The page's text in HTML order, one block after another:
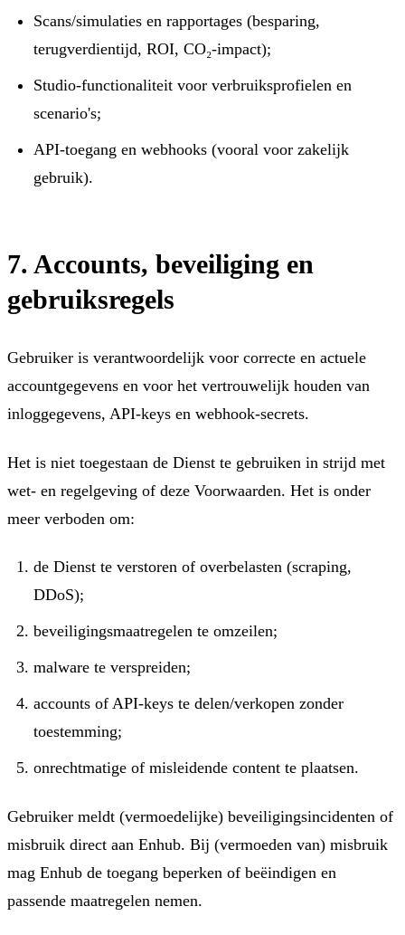
Scans/simulaties en rapportages (besparing,
terugverdientijd, ROI, CO₂-impact);
Studio-functionaliteit voor verbruiksprofielen en
scenario's;
API-toegang en webhooks (vooral voor zakelijk
gebruik).
7. Accounts, beveiliging en
gebruiksregels
Gebruiker is verantwoordelijk voor correcte en actuele
accountgegevens en voor het vertrouwelijk houden van
inloggegevens, API-keys en webhook-secrets.
Het is niet toegestaan de Dienst te gebruiken in strijd met
wet- en regelgeving of deze Voorwaarden. Het is onder
meer verboden om:
de Dienst te verstoren of overbelasten (scraping,
DDoS);
beveiligingsmaatregelen te omzeilen;
malware te verspreiden;
accounts of API-keys te delen/verkopen zonder
toestemming;
onrechtmatige of misleidende content te plaatsen.
Gebruiker meldt (vermoedelijke) beveiligingsincidenten of
misbruik direct aan Enhub. Bij (vermoeden van) misbruik
mag Enhub de toegang beperken of beëindigen en
passende maatregelen nemen.